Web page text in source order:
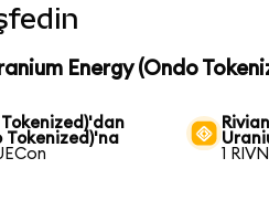
Energy (Ondo
Tokenized)'na
1